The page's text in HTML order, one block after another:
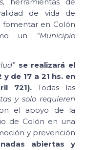
de vida de
fomentar en Colón
un “Municipio
se realizará el
de 17 a 21 hs. en
721).Todas las
y solo requieren
el apoyo de la
de Colón en una
y prevención
abiertas y